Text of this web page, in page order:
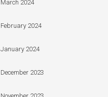
March 2024
February 2024
January 2024
December 2023